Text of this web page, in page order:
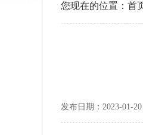
您现在的位置： 首
发布日期：2023-01-